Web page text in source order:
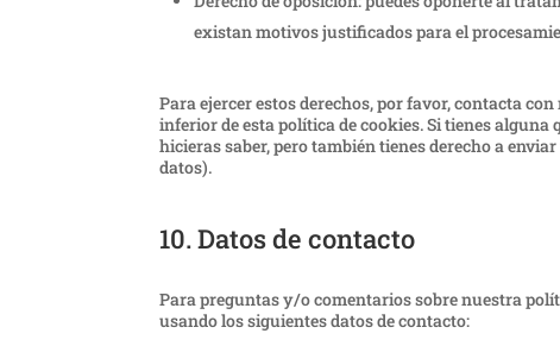
existan motivos justificados para el
Para ejercer estos derechos, por favor, contacta
inferior de esta política de cookies. Si tienes
hicieras saber, pero también tienes derecho a
datos).
10. Datos de contacto
Para preguntas y/o comentarios sobre nuestra
usando los siguientes datos de contacto: